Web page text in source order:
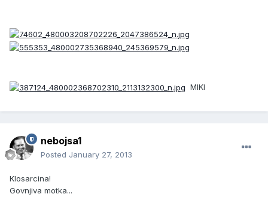
MIKI
nebojsa1
Posted January 27, 2013
Klosarcina!
Govnjiva motka...